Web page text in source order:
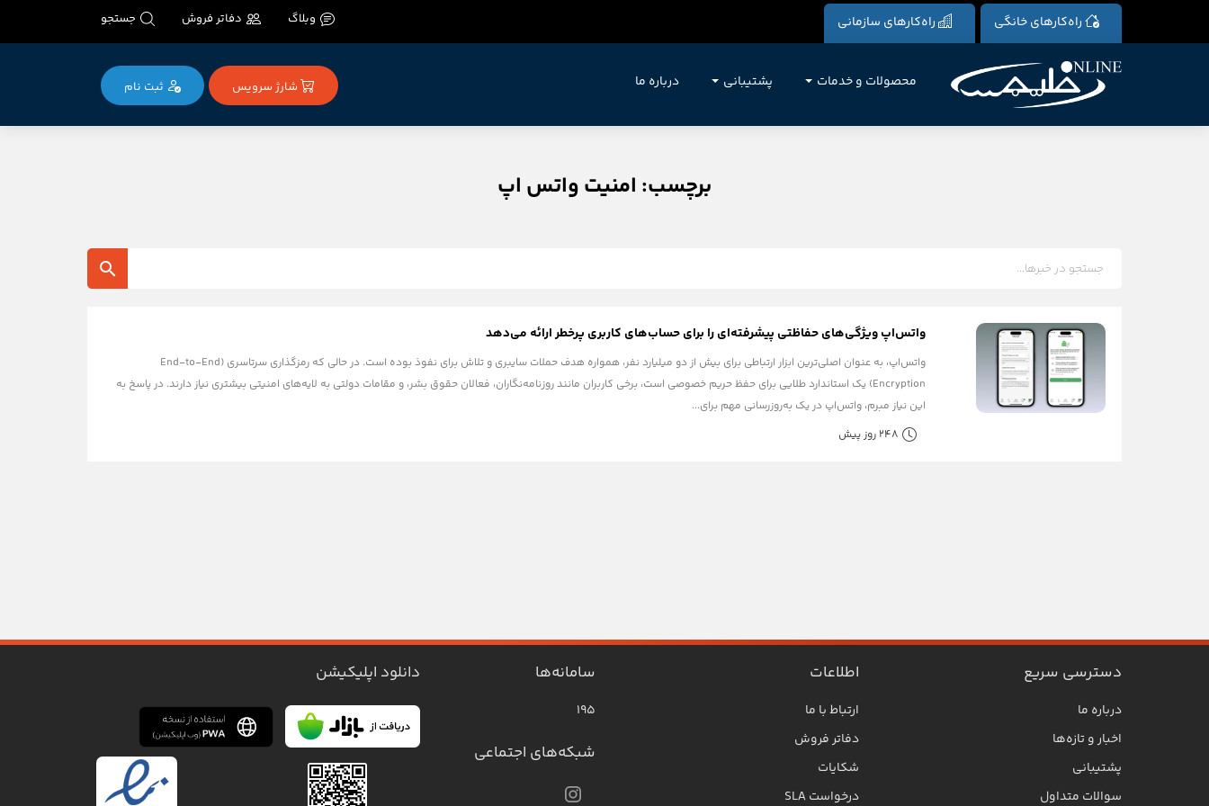
راه‌کارهای خانگی راه‌کارهای سازمانی وبلاگ دفاتر فروش جستجو
محصولات و خدمات پشتیبانی درباره ما شارژ سرویس ثبت‌ نام
برچسب: امنیت واتس اپ
واتس‌اپ ویژگی‌های حفاظتی پیشرفته‌ای را برای حساب‌های کاربری پرخطر ارائه می‌دهد
واتس‌اپ، به عنوان اصلی‌ترین ابزار ارتباطی برای بیش از دو میلیارد نفر، همواره هدف حملات سایبری و تلاش برای نفوذ بوده است. در حالی که رمزگذاری سرتاسری (End-to-End
Encryption) یک استاندارد طلایی برای حفظ حریم خصوصی است، برخی کاربران مانند روزنامه‌نگاران، فعالان حقوق بشر، و مقامات دولتی به لایه‌های امنیتی بیشتری نیاز دارند. در پاسخ به
این نیاز مبرم، واتس‌اپ در یک به‌روزرسانی مهم برای...
248 روز پیش
دسترسی سریع
درباره ما
اخبار و تازه‌ها
پشتیبانی
سوالات متداول
اطلاعات
ارتباط با ما
دفاتر فروش
شکایات
درخواست SLA
سامانه‌ها
۱۹۵
شبکه‌های اجتماعی
دانلود اپلیکیشن